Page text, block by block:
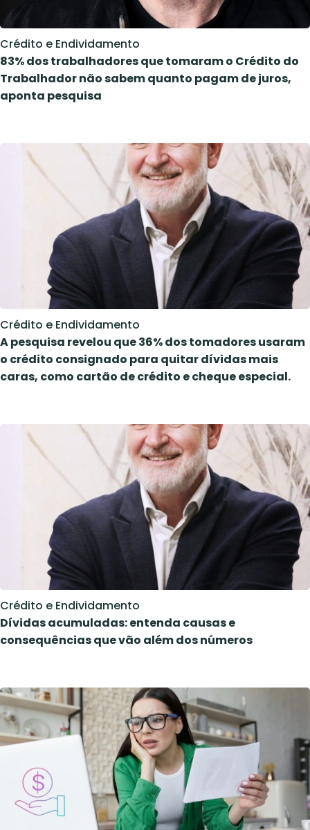
Crédito e Endividamento
83% dos trabalhadores que tomaram o Crédito do
Trabalhador não sabem quanto pagam de juros,
aponta pesquisa
Crédito e Endividamento
A pesquisa revelou que 36% dos tomadores usaram
o crédito consignado para quitar dívidas mais
caras, como cartão de crédito e cheque especial.
Crédito e Endividamento
Dívidas acumuladas: entenda causas e
consequências que vão além dos números